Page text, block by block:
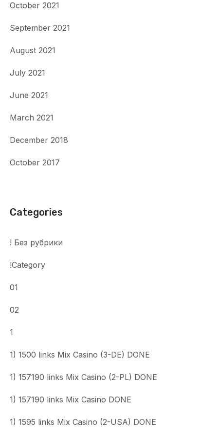
October 2021
September 2021
August 2021
July 2021
June 2021
March 2021
December 2018
October 2017
Categories
! Без рубрики
!Category
01
02
1
1) 1500 links Mix Casino (3-DE) DONE
1) 157190 links Mix Casino (2-PL) DONE
1) 157190 links Mix Casino DONE
1) 1595 links Mix Casino (2-USA) DONE